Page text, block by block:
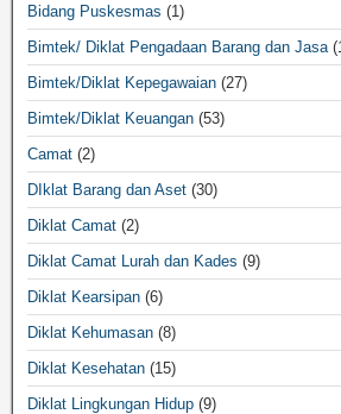
Bidang Puskesmas (1)
Bimtek/ Diklat Pengadaan Barang dan Jasa
Bimtek/Diklat Kepegawaian (27)
Bimtek/Diklat Keuangan (53)
Camat (2)
DIklat Barang dan Aset (30)
Diklat Camat (2)
Diklat Camat Lurah dan Kades (9)
Diklat Kearsipan (6)
Diklat Kehumasan (8)
Diklat Kesehatan (15)
Diklat Lingkungan Hidup (9)